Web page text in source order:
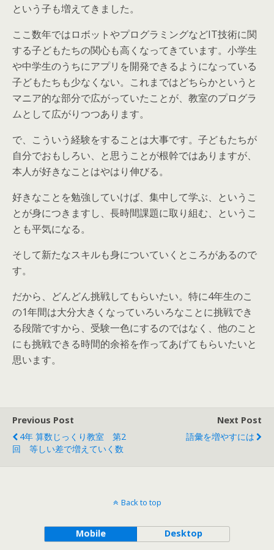
という子も増えてきました。
ここ数年ではロボットやプログラミングなどIT技術に関
する子どもたちの関心も高くなってきています。小学生
や中学生のうちにアプリを開発できるようになっている
子どもたちも少なくない。これまではどちらかというと
マニア的な部分で広がっていたことが、教室のプログラ
ムとして広がりつつあります。
で、こういう経験をすることは大事です。子どもたちが
自分でおもしろい、と思うことが根幹ではありますが、
本人が好きなことはやはり伸びる。
好きなことを勉強していけば、集中して学ぶ、というこ
とが身につきますし、長時間課題に取り組む、というこ
とも平気になる。
そして新たなスキルも身についていくところがあるので
す。
だから、どんどん挑戦してもらいたい。特に4年生のこ
の1年間は大分大きくなっていろいろなことに挑戦でき
る段階ですから、受験一色にするのではなく、他のこと
にも挑戦できる時間的余裕を作ってあげてもらいたいと
思います。
Previous Post
4年 算数じっくり教室 第2
回 等しい差で増えていく数
Next Post
語彙を増やすには
Back to top
Mobile Desktop